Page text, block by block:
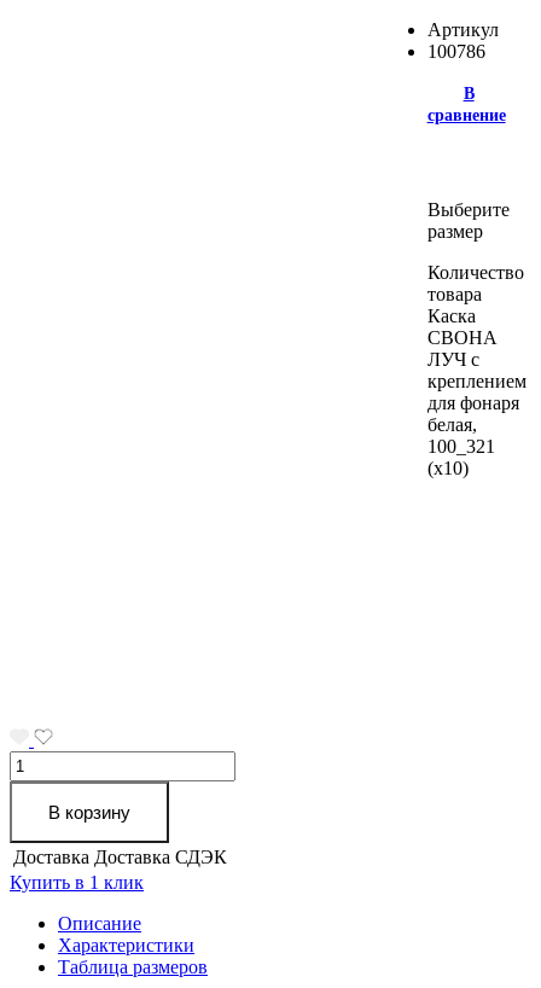
Артикул
100786
В
сравнение
Выберите
размер
Количество
товара
Каска
СВОНА
ЛУЧ с
креплением
для фонаря
белая,
100_321
(х10)
В корзину
Доставка Доставка СДЭК
Купить в 1 клик
Описание
Характеристики
Таблица размеров